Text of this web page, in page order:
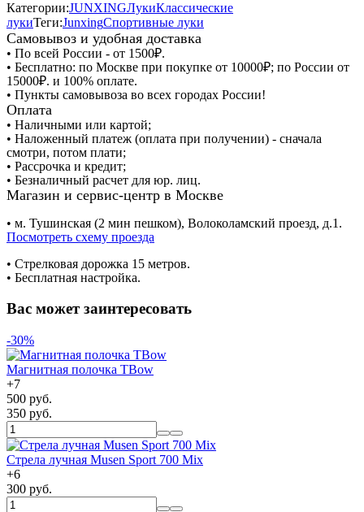
Категории:JUNXINGЛукиКлассические
лукиТеги:JunxingСпортивные луки
Самовывоз и удобная доставка
• По всей России - от 1500₽.
• Бесплатно: по Москве при покупке от 10000₽; по России от
15000₽. и 100% оплате.
• Пункты самовывоза во всех городах России!
Оплата
• Наличными или картой;
• Наложенный платеж (оплата при получении) - сначала
смотри, потом плати;
• Рассрочка и кредит;
• Безналичный расчет для юр. лиц.
Магазин и сервис-центр в Москве
• м. Тушинская (2 мин пешком), Волоколамский проезд, д.1.
Посмотреть схему проезда
• Cтрелковая дорожка 15 метров.
• Бесплатная настройка.
Вас может заинтересовать
-30%
Магнитная полочка TBow
+7
500 руб.
350 руб.
Стрела лучная Musen Sport 700 Mix
+6
300 руб.